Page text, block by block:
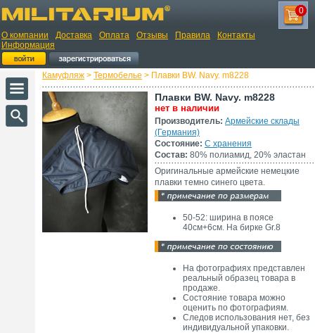
О компании Доставка Оплата Отзывы Правила
Контакты
Информация
0
Камуфляж > Термобелье > Плавки BW. Navy. m8228
Плавки BW. Navy. m8228
нет в наличии
Производитель: Армейские склады
(Германия)
Состояние: С хранения
Состав: 80% полиамид, 20% эластан
Оригинальные армейские немецкие
плавки темно синего цвета.
50-52: ширина в поясе
40см+6см. На бирке Gr.8
На фотографиях представлен
реальный образец товара в
продаже.
Состояние товара можно
оценить по фотографиям.
Следов использования нет, без
индивидуальной упаковки.